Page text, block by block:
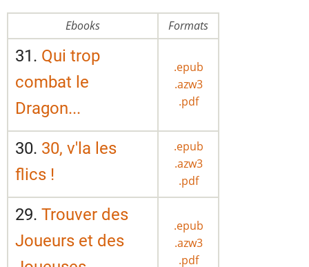
Ebooks Formats
31. Qui trop
combat le
Dragon...
.epub
.azw3
.pdf
30. 30, v'la les
flics !
.epub
.azw3
.pdf
29. Trouver des
Joueurs et des
.epub
.azw3
.pdf